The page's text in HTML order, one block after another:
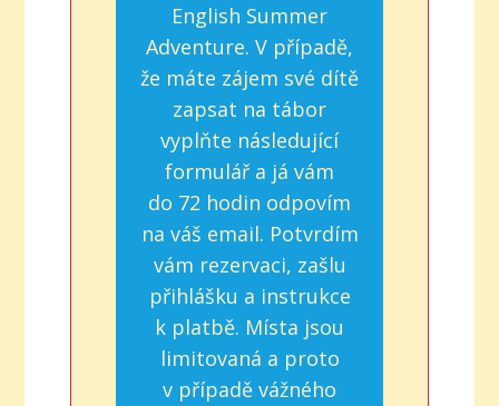
English Summer
Adventure. V případě,
že máte zájem své dítě
zapsat na tábor
vyplňte následující
formulář a já vám
do 72 hodin odpovím
na váš email. Potvrdím
vám rezervaci, zašlu
přihlášku a instrukce
k platbě. Místa jsou
limitovaná a proto
v případě vážného